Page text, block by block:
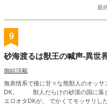
最
9
砂海渡るは獣王の喊声-異世
御結頂戴
無表情系で後に甘々な熊獣人のオッ
DK。 獣人だらけの砂漠の国に落と
エロオタDKが、 でかくてモッサリし